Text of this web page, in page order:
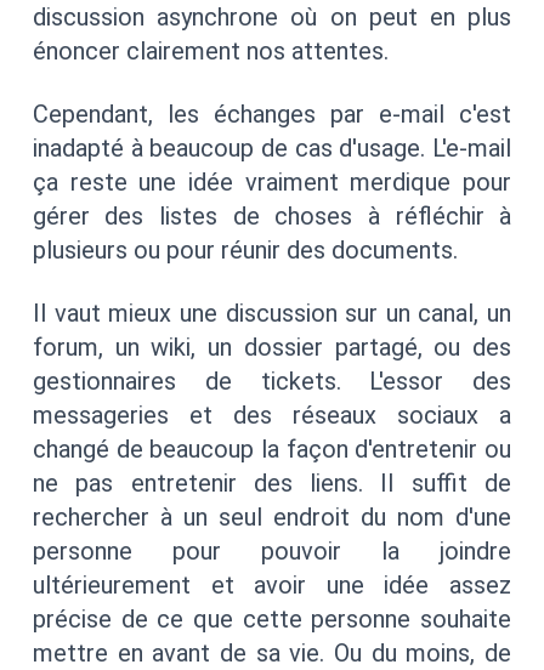
discussion asynchrone où on peut en plus
énoncer clairement nos attentes.
Cependant, les échanges par e-mail c'est
inadapté à beaucoup de cas d'usage. L'e-mail
ça reste une idée vraiment merdique pour
gérer des listes de choses à réfléchir à
plusieurs ou pour réunir des documents.
Il vaut mieux une discussion sur un canal, un
forum, un wiki, un dossier partagé, ou des
gestionnaires de tickets. L'essor des
messageries et des réseaux sociaux a
changé de beaucoup la façon d'entretenir ou
ne pas entretenir des liens. Il suffit de
rechercher à un seul endroit du nom d'une
personne pour pouvoir la joindre
ultérieurement et avoir une idée assez
précise de ce que cette personne souhaite
mettre en avant de sa vie. Ou du moins, de